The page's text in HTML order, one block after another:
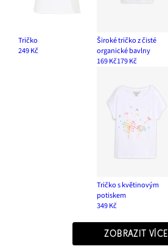
Tričko
249 Kč
Široké tričko z čisté
organické bavlny
169 Kč179 Kč
Tričko s květinovým
potiskem
349 Kč
ZOBRAZIT VÍCE